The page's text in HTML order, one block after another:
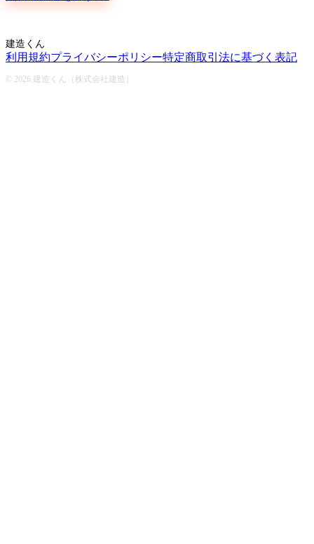
建造くん
利用規約プライバシーポリシー特定商取引法に基づく表記
© 2026 建造くん（株式会社建造）